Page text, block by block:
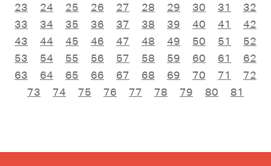
23
24 25 26 27 28 29 30 31
32
33
34 35 36 37 38 39 40 41
42
43
44 45 46 47 48 49 50 51
52
53
54 55 56 57 58 59 60 61
62
63
64 65 66 67 68 69 70 71
72
73
74 75 76 77 78 79 80 81